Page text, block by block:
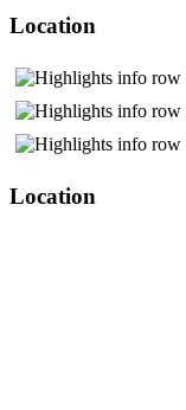
Location
Location